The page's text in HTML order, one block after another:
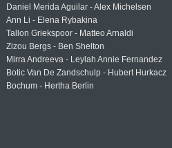
Daniel Merida Aguilar - Alex Michelsen
Ann Li - Elena Rybakina
Tallon Griekspoor - Matteo Arnaldi
Zizou Bergs - Ben Shelton
Mirra Andreeva - Leylah Annie Fernandez
Botic Van De Zandschulp - Hubert Hurkacz
Bochum - Hertha Berlin